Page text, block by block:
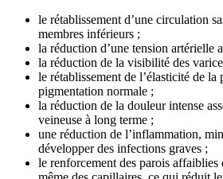
le rétablissement d’une circulation
membres inférieurs ;
la réduction d’une tension artérielle
la réduction de la visibilité des
le rétablissement de l’élasticité de la
pigmentation normale ;
la réduction de la douleur intense
veineuse à long terme ;
une réduction de l’inflammation,
développer des infections graves ;
le renforcement des parois affaiblies